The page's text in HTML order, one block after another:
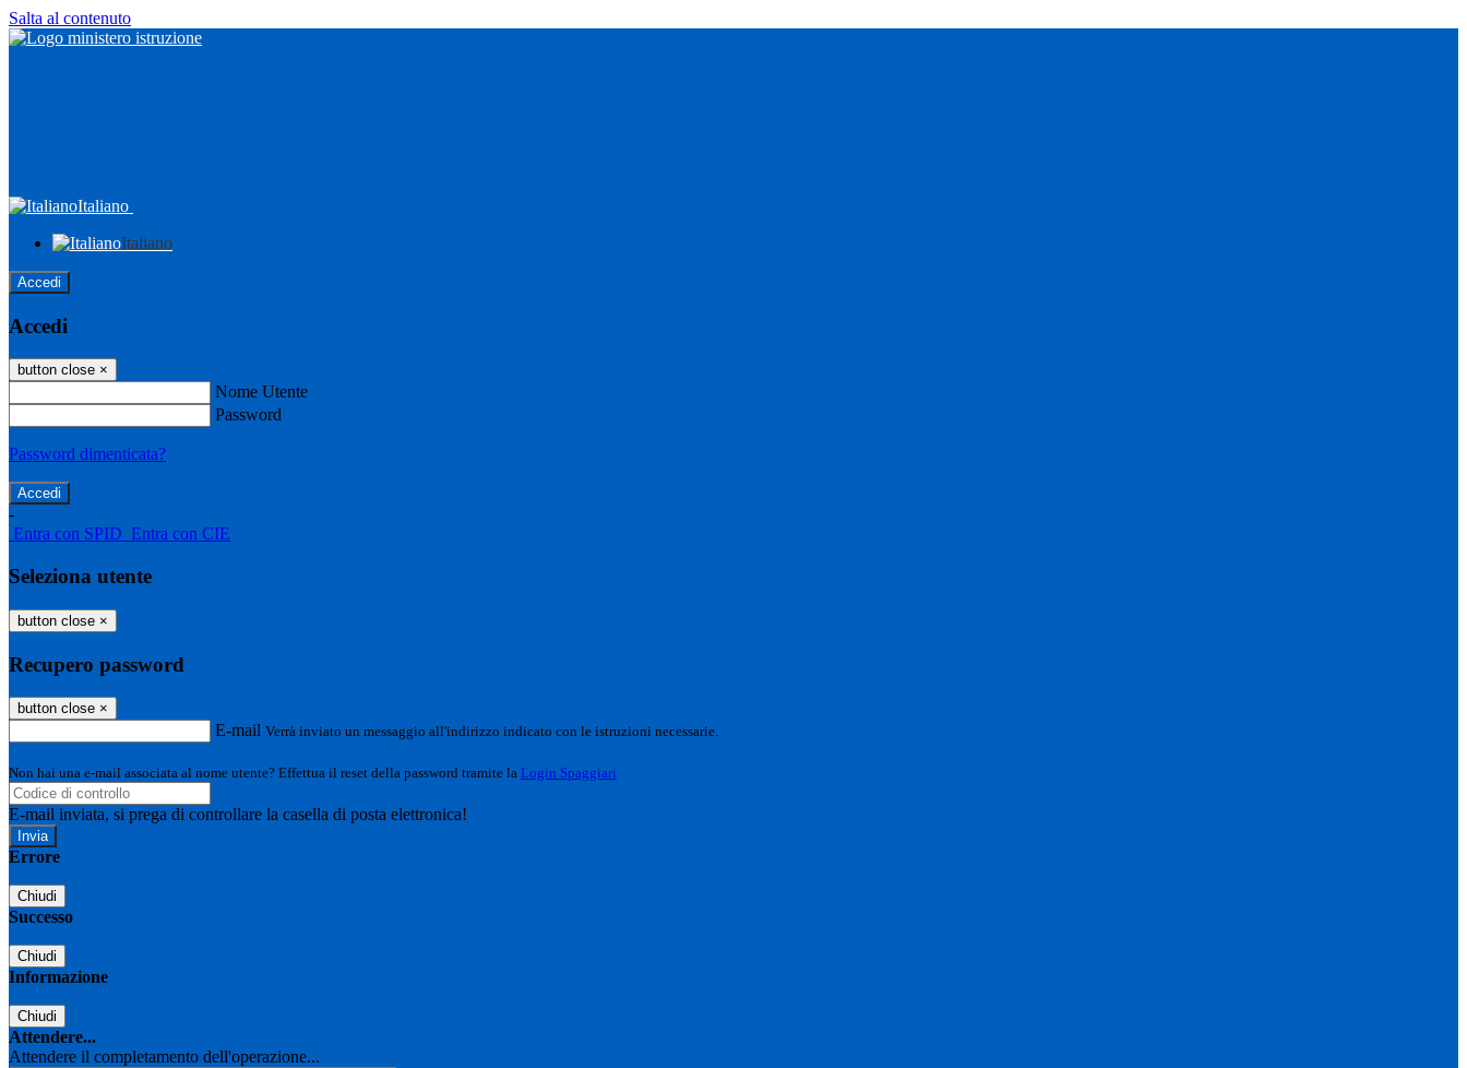
Salta al contenuto
Italiano
Italiano
Accedi
Accedi
button close ×
Nome Utente
Password
Password dimenticata?
-
Entra con SPID Entra con CIE
Seleziona utente
button close ×
Recupero password
button close ×
E-mail Verrà inviato un messaggio all'indirizzo indicato con le istruzioni necessarie.
Non hai una e-mail associata al nome utente? Effettua il reset della password tramite la Login Spaggiari
E-mail inviata, si prega di controllare la casella di posta elettronica!
Errore
Chiudi
Successo
Chiudi
Informazione
Chiudi
Attendere...
Attendere il completamento dell'operazione...